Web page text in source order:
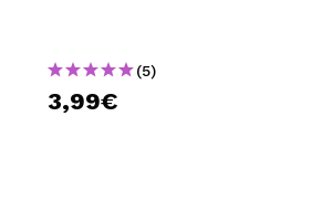
(5)
3,99€